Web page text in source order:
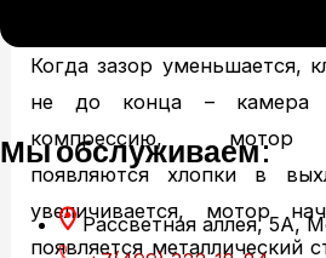
Мы обслуживаем:
Рассветная аллея, 5А,
Когда зазор уменьшается,
не до конца – камера
компрессию, мотор
появляются хлопки в
увеличивается, мотор
появляется металлический